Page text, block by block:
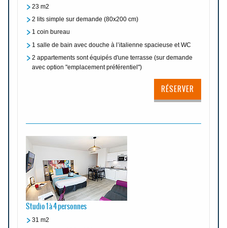
23 m2
2 lits simple sur demande (80x200 cm)
1 coin bureau
1 salle de bain avec douche à l’italienne spacieuse et WC
2 appartements sont équipés d'une terrasse (sur demande
avec option "emplacement préférentiel")
RÉSERVER
Studio 1 à 4 personnes
31 m2